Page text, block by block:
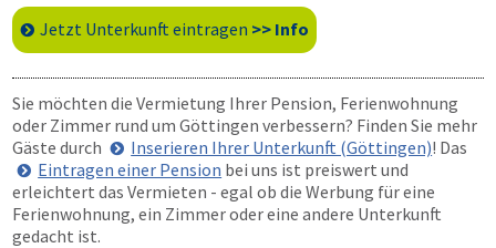
Jetzt Unterkunft eintragen >> Info
Sie möchten die Vermietung Ihrer Pension, Ferienwohnung
oder Zimmer rund um Göttingen verbessern? Finden Sie mehr
Gäste durch
Inserieren Ihrer Unterkunft (Göttingen)! Das
Eintragen einer Pension bei uns ist preiswert und
erleichtert das Vermieten - egal ob die Werbung für eine
Ferienwohnung, ein Zimmer oder eine andere Unterkunft
gedacht ist.